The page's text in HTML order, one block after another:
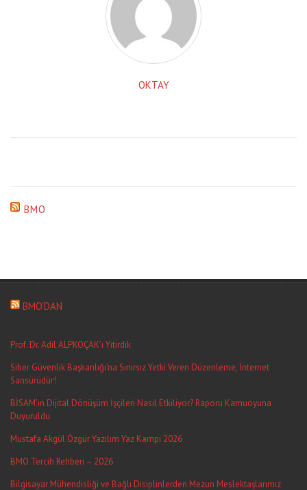
OKTAY
BMO
BMO’DAN
Prof. Dr. Adil ALPKOÇAK’ı Yitirdik
Siber Güvenlik Başkanlığı’na Sınırsız Yetki Veren Düzenleme, İnternet
Sansürüdür!
BİSAM’ın Dijital Dönüşüm İşçileri Nasıl Etkiliyor? Raporu Kamuoyuna
Duyuruldu
Mustafa Akgül Özgür Yazılım Yaz Kampı 2026
BMO Tercih Rehberi – 2026
Bilgisayar Mühendisliği ve Bağlı Disiplinlerden Mezun Meslektaşlarımız